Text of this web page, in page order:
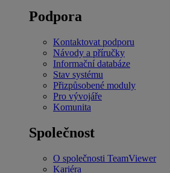
Podpora
Kontaktovat podporu
Návody a příručky
Informační databáze
Stav systému
Přizpůsobené moduly
Pro vývojáře
Komunita
Společnost
O společnosti TeamViewer
Kariéra